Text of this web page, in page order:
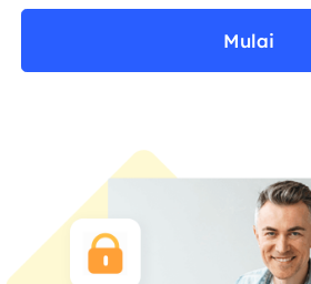
Mulai